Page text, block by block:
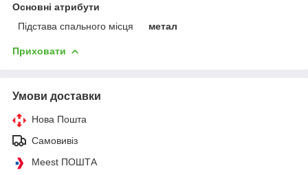
Основні атрибути
Підстава спального місця
метал
Приховати
Умови доставки
Нова Пошта
Самовивіз
Meest ПОШТА